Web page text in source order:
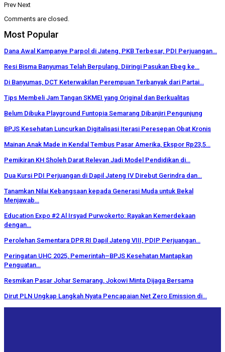
Prev Next
Comments are closed.
Most Popular
Dana Awal Kampanye Parpol di Jateng, PKB Terbesar, PDI Perjuangan…
Resi Bisma Banyumas Telah Berpulang, Diiringi Pasukan Ebeg ke…
Di Banyumas, DCT Keterwakilan Perempuan Terbanyak dari Partai…
Tips Membeli Jam Tangan SKMEI yang Original dan Berkualitas
Belum Dibuka Playground Funtopia Semarang Dibanjiri Pengunjung
BPJS Kesehatan Luncurkan Digitalisasi Iterasi Peresepan Obat Kronis
Mainan Anak Made in Kendal Tembus Pasar Amerika, Ekspor Rp23,5…
Pemikiran KH Sholeh Darat Relevan Jadi Model Pendidikan di…
Dua Kursi PDI Perjuangan di Dapil Jateng IV Direbut Gerindra dan…
Tanamkan Nilai Kebangsaan kepada Generasi Muda untuk Bekal
Menjawab…
Education Expo #2 Al Irsyad Purwokerto: Rayakan Kemerdekaan
dengan…
Perolehan Sementara DPR RI Dapil Jateng VIII, PDIP Perjuangan…
Peringatan UHC 2025, Pemerintah–BPJS Kesehatan Mantapkan
Penguatan…
Resmikan Pasar Johar Semarang, Jokowi Minta Dijaga Bersama
Dirut PLN Ungkap Langkah Nyata Pencapaian Net Zero Emission di…